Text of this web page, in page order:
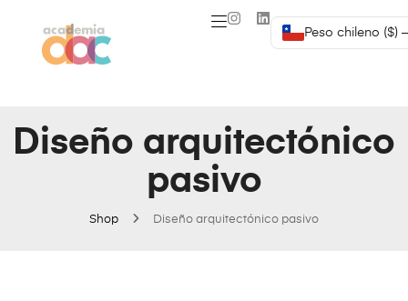
Peso chileno ($)
Shop Diseño arquitectónico pasivo
Diseño arquitectónico
pasivo